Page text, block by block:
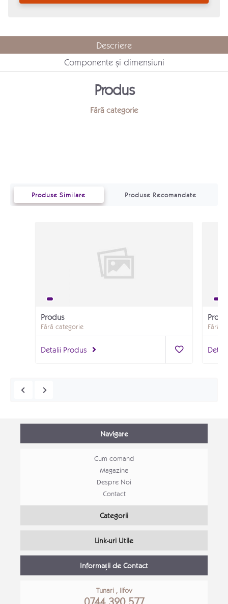
Descriere
Componente și dimensiuni
Produs
Fără categorie
Produse Similare Produse Recomandate
Produs
Fără categorie
Detalii Produs
Fără
Mobila bucatarie moderna
Navigare
Cum comand
Magazine
Despre Noi
Contact
Categorii
Link-uri Utile
Informații de Contact
Tunari , Ilfov
0744 320 577